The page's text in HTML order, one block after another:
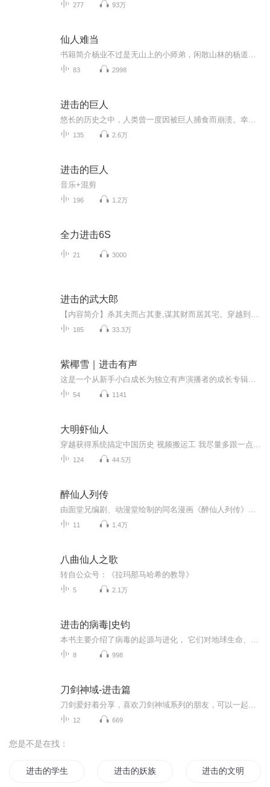
277 93万
仙人难当
83 2998
进击的巨人
135 2.6万
进击的巨人
音乐+混剪
196 1.2万
全力进击6S
21 3000
进击的武大郎
185 33.3万
紫椰雪｜进击有声
54 1141
大明虾仙人
124 44.5万
醉仙人列传
11 1.4万
八曲仙人之歌
转自公众号：《拉玛那马哈希的教导》
5 2.1万
进击的病毒|史钧
8 998
刀剑神域-进击篇
12 669
您是不是在找：
进击的学生 进击的妖族 进击的文明